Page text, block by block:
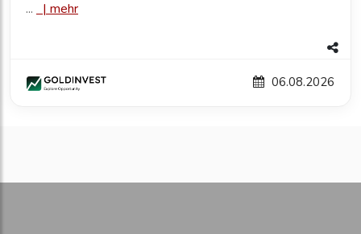
... |mehr
06.08.2026